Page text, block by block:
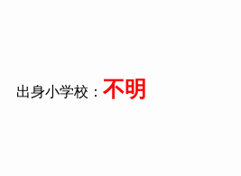
出身小学校： 不明